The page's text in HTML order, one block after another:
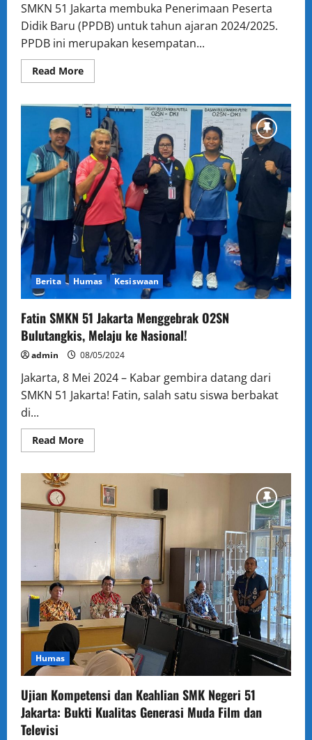
SMKN 51 Jakarta membuka Penerimaan Peserta
Didik Baru (PPDB) untuk tahun ajaran 2024/2025.
PPDB ini merupakan kesempatan...
Read MoreRead
more
Peserta
Didik
Baru
(PPDB)
SMKN
51
Jakarta:
Mengasah
Tunas
Tumbuh
Menjadi
Unggul
Berita Humas Kesiswaan
Fatin SMKN 51 Jakarta Menggebrak O2SN
Bulutangkis, Melaju ke Nasional!
admin 08/05/2024
Jakarta, 8 Mei 2024 – Kabar gembira datang dari
SMKN 51 Jakarta! Fatin, salah satu siswa berbakat
di...
Read MoreRead
more
Jakarta
Menggebrak
O2SN
Bulutangkis,
Nasional!
Humas
Ujian Kompetensi dan Keahlian SMK Negeri 51
Jakarta: Bukti Kualitas Generasi Muda Film dan
Televisi